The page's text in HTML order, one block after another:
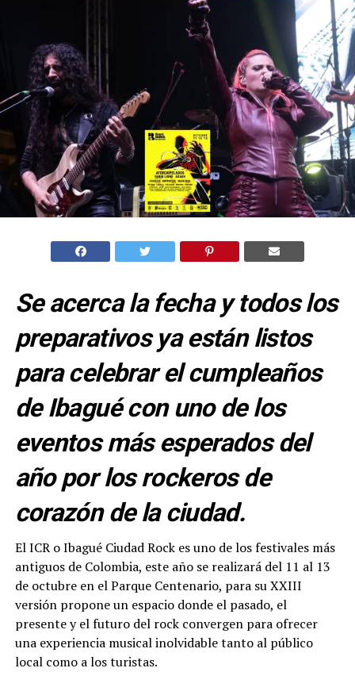
Se acerca la fecha y todos los
preparativos ya están listos
para celebrar el cumpleaños
de Ibagué con uno de los
eventos más esperados del
año por los rockeros de
corazón de la ciudad.
El ICR o Ibagué Ciudad Rock es uno de los festivales más
antiguos de Colombia, este año se realizará del 11 al 13
de octubre en el Parque Centenario, para su XXIII
versión propone un espacio donde el pasado, el
presente y el futuro del rock convergen para ofrecer
una experiencia musical inolvidable tanto al público
local como a los turistas.